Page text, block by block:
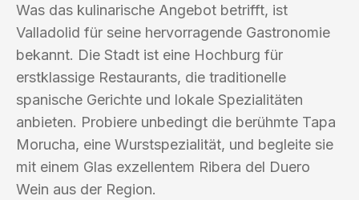
Was das kulinarische Angebot betrifft, ist
Valladolid für seine hervorragende Gastronomie
bekannt. Die Stadt ist eine Hochburg für
erstklassige Restaurants, die traditionelle
spanische Gerichte und lokale Spezialitäten
anbieten. Probiere unbedingt die berühmte Tapa
Morucha, eine Wurstspezialität, und begleite sie
mit einem Glas exzellentem Ribera del Duero
Wein aus der Region.